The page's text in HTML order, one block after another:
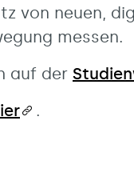
von neuen,
messen.
auf der
.